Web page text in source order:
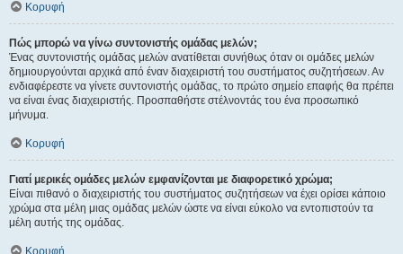
Κορυφή
Πώς μπορώ να γίνω συντονιστής ομάδας μελών;
Ένας συντονιστής ομάδας μελών ανατίθεται συνήθως όταν οι ομάδες μελών
δημιουργούνται αρχικά από έναν διαχειριστή του συστήματος συζητήσεων. Αν
ενδιαφέρεστε να γίνετε συντονιστής ομάδας, το πρώτο σημείο επαφής θα πρέπει
να είναι ένας διαχειριστής. Προσπαθήστε στέλνοντάς του ένα προσωπικό
μήνυμα.
Κορυφή
Γιατί μερικές ομάδες μελών εμφανίζονται με διαφορετικό χρώμα;
Είναι πιθανό ο διαχειριστής του συστήματος συζητήσεων να έχει ορίσει κάποιο
χρώμα στα μέλη μιας ομάδας μελών ώστε να είναι εύκολο να εντοπιστούν τα
μέλη αυτής της ομάδας.
Κορυφή